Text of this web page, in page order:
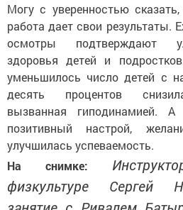
Могу с уверенностью
работа дает свои результаты.
осмотры подтверждают
здоровья детей и
уменьшилось число детей с
десять процентов
вызванная гиподинамией.
позитивный настрой,
улучшилась успеваемость.
На снимке:
физкультуре Сергей